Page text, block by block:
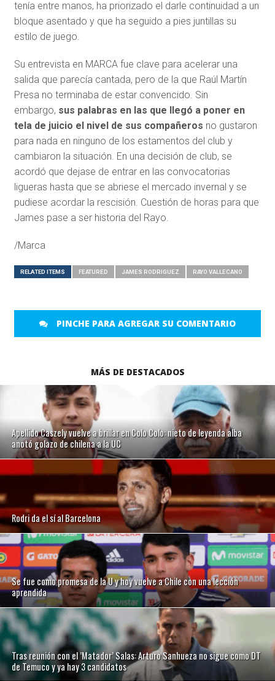
tenía entre manos, ha priorizado el darle continuidad a un
bloque asentado y que ha seguido a pies juntillas su
estilo de juego.
Su entrevista en MARCA fue clave para acelerar una
salida que parecía cantada, pero de la que Raúl Martín
Presa no terminaba de estar convencido. Sin
embargo, sus palabras en las que llegó a poner en
tela de juicio el nivel de sus compañeros no gustaron
para nada en ninguno de los estamentos del club y
cambiaron la situación. En una decisión de club, se
acordó que dejase de entrar en las convocatorias
ligueras hasta que se abriese el mercado invernal y se
pudiese acordar la rescisión. Cuestión de horas para que
James pase a ser historia del Rayo.
/Marca
RELATED ITEMS FEATURED JAMES RODRIGUEZ RAYO VALLECANO
PINCHE PARA AGREGAR SU COMENTARIO
MÁS DE DESTACADOS
Apellido Caszely vuelve a brillar en Colo Colo: nieto de leyenda alba
anotó golazo de chilena a la UC
Rodri da el sí al Barcelona
Se fue como promesa de la U y hoy vuelve a Chile con una lección
aprendida
Tras reunión con el ’Matador’ Salas: Arturo Sanhueza no sigue como DT
de Temuco y ya hay 3 candidatos